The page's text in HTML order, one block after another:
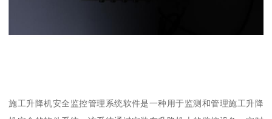
施工升降机安全监控管理系统软件是一种用于监测和管理施工升降